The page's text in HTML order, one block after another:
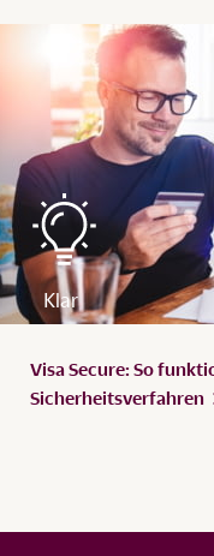
Visa Secure: So
Sicherheitsverfahren